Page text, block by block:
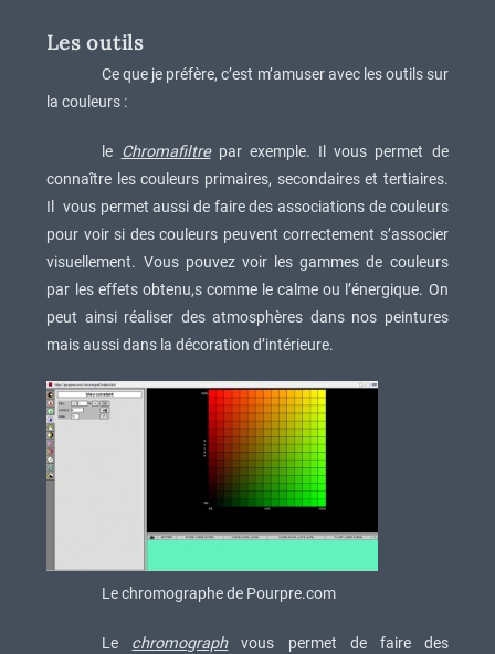
Les outils
Ce que je préfère, c’est m’amuser avec les outils sur
la couleurs :
le Chromafiltrepar exemple. Il vous permet de
connaître les couleurs primaires, secondaires et tertiaires.
Il vous permet aussi de faire des associations de couleurs
pour voir si des couleurs peuvent correctement s’associer
visuellement. Vous pouvez voir les gammes de couleurs
par les effets obtenu,s comme le calme ou l’énergique. On
peut ainsi réaliser des atmosphères dans nos peintures
mais aussi dans la décoration d’intérieure.
Le chromographe de Pourpre.com
Le chromographvous permet de faire des